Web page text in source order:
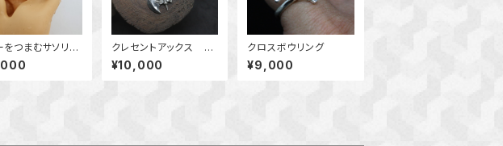
をつまむサソリイ
フ
クレセントアックス ネ
ックレス
¥10,000
クロスボウリング
¥9,000